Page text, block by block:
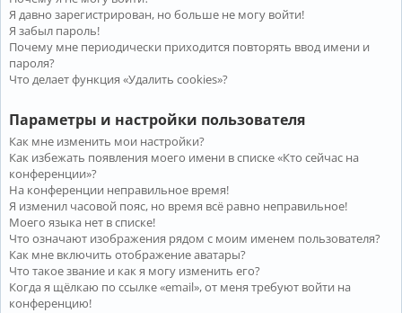
ц
и
я
Я давно зарегистрирован, но больше не могу войти!
Я забыл пароль!
Почему мне периодически приходится повторять ввод имени и
пароля?
Что делает функция «Удалить cookies»?
Параметры и настройки пользователя
Как мне изменить мои настройки?
Как избежать появления моего имени в списке «Кто сейчас на
конференции»?
На конференции неправильное время!
Я изменил часовой пояс, но время всё равно неправильное!
Моего языка нет в списке!
Что означают изображения рядом с моим именем пользователя?
Как мне включить отображение аватары?
Что такое звание и как я могу изменить его?
Когда я щёлкаю по ссылке «email», от меня требуют войти на
конференцию!